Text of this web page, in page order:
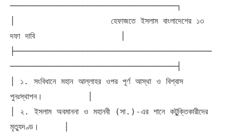
─────────────────────────────────┐
│                   হেফাজতে ইসলাম বাংলাদেশের ১৩
দফা দাবি                 │
├───────────────────────────────────────
─────────────────────────────────┤
│ ১. সংবিধানে মহান আল্লাহর ওপর পূর্ণ আস্থা ও বিশ্বাস
পুনঃস্থাপন।         │
│ ২. ইসলাম অবমাননা ও মহানবী (সা.)-এর শানে কটুুক্তিকারীদের
মৃত্যুদণ্ড।     │